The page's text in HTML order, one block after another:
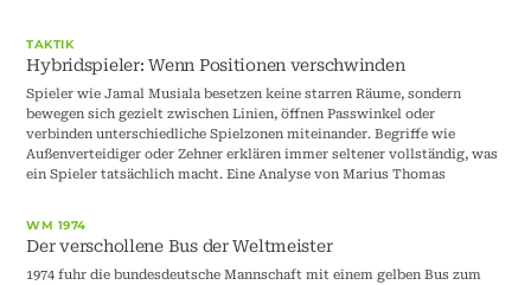
TAKTIK
Hybridspieler: Wenn Positionen verschwinden
Spieler wie Jamal Musiala besetzen keine starren Räume, sondern
bewegen sich gezielt zwischen Linien, öffnen Passwinkel oder
verbinden unterschiedliche Spielzonen miteinander. Begriffe wie
Außenverteidiger oder Zehner erklären immer seltener vollständig, was
ein Spieler tatsächlich macht. Eine Analyse von Marius Thomas
WM 1974
Der verschollene Bus der Weltmeister
1974 fuhr die bundesdeutsche Mannschaft mit einem gelben Bus zum